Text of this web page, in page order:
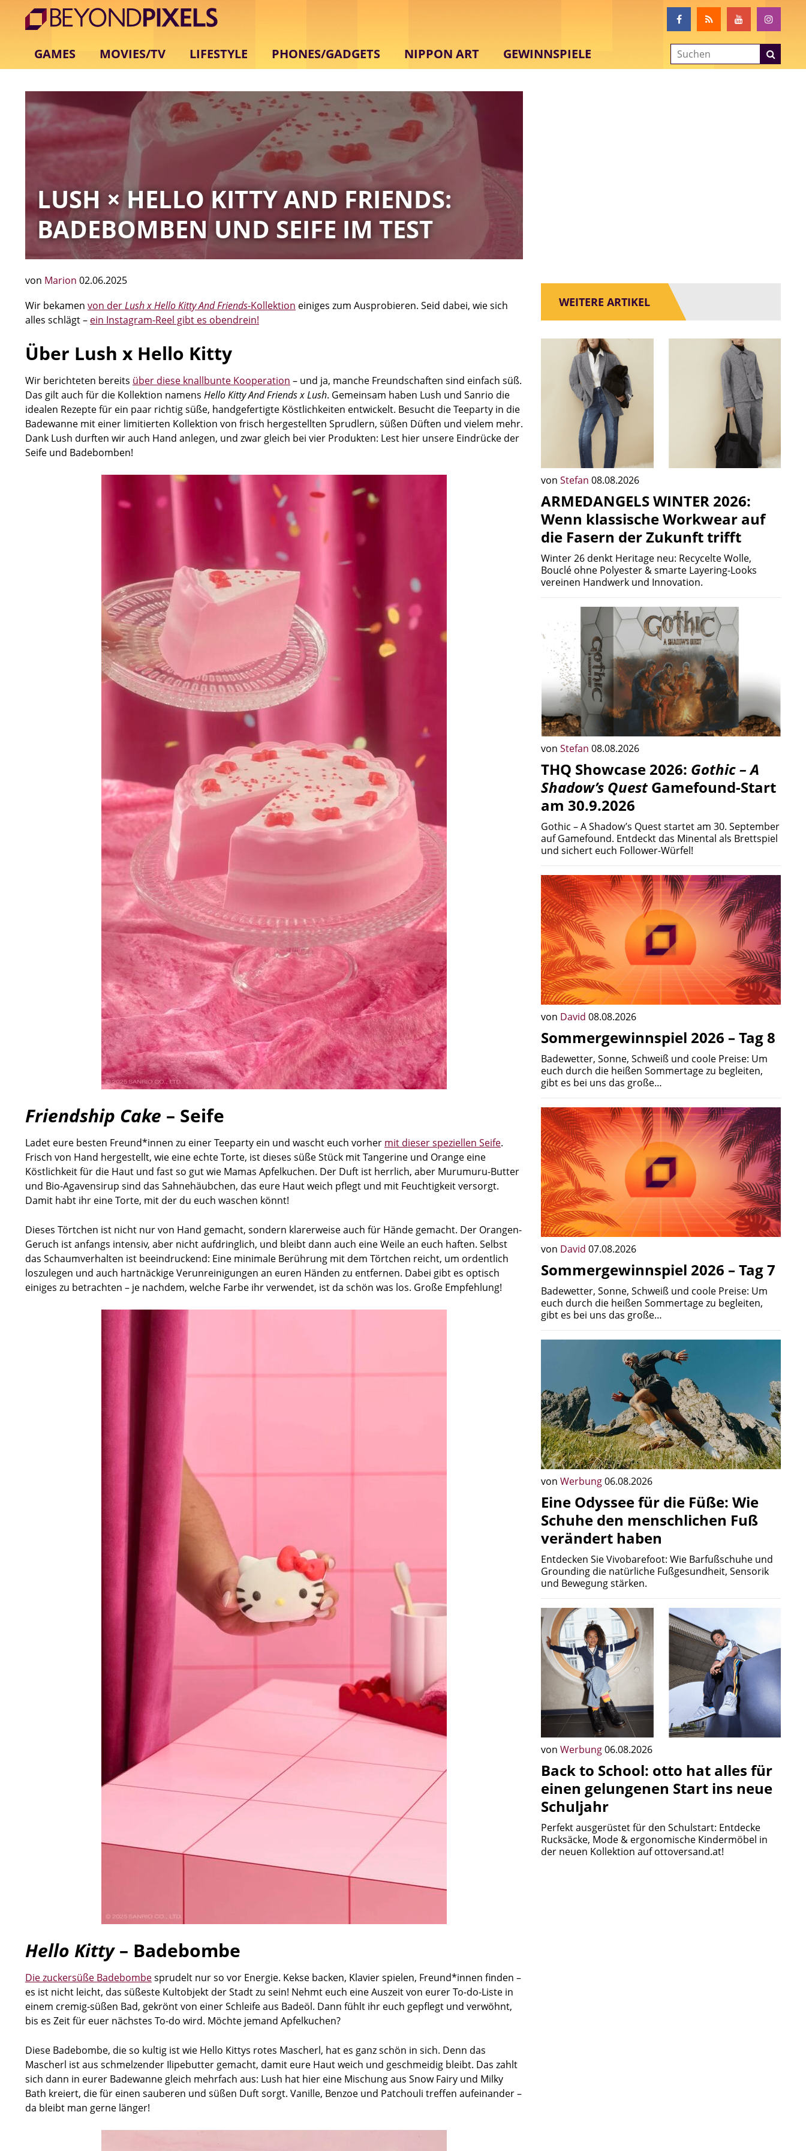
GAMES MOVIES/TV LIFESTYLE PHONES/GADGETS NIPPON ART GEWINNSPIELE
LUSH × HELLO KITTY AND FRIENDS:
BADEBOMBEN UND SEIFE IM TEST
von Marion 02.06.2025
Wir bekamen von derLush x Hello Kitty And Friends-Kollektion einiges zum Ausprobieren. Seid dabei, wie sich
alles schlägt – ein Instagram-Reel gibt es obendrein!
Über Lush x Hello Kitty
Wir berichteten bereits über diese knallbunte Kooperation – und ja, manche Freundschaften sind einfach süß.
Das gilt auch für die Kollektion namens Hello Kitty And Friends x Lush. Gemeinsam haben Lush und Sanrio die
idealen Rezepte für ein paar richtig süße, handgefertigte Köstlichkeiten entwickelt. Besucht die Teeparty in die
Badewanne mit einer limitierten Kollektion von frisch hergestellten Sprudlern, süßen Düften und vielem mehr.
Dank Lush durften wir auch Hand anlegen, und zwar gleich bei vier Produkten: Lest hier unsere Eindrücke der
Seife und Badebomben!
Friendship Cake – Seife
Ladet eure besten Freund*innen zu einer Teeparty ein und wascht euch vorher mit dieser speziellen Seife.
Frisch von Hand hergestellt, wie eine echte Torte, ist dieses süße Stück mit Tangerine und Orange eine
Köstlichkeit für die Haut und fast so gut wie Mamas Apfelkuchen. Der Duft ist herrlich, aber Murumuru-Butter
und Bio-Agavensirup sind das Sahnehäubchen, das eure Haut weich pflegt und mit Feuchtigkeit versorgt.
Damit habt ihr eine Torte, mit der du euch waschen könnt!
Dieses Törtchen ist nicht nur von Hand gemacht, sondern klarerweise auch für Hände gemacht. Der Orangen-
Geruch ist anfangs intensiv, aber nicht aufdringlich, und bleibt dann auch eine Weile an euch haften. Selbst
das Schaumverhalten ist beeindruckend: Eine minimale Berührung mit dem Törtchen reicht, um ordentlich
loszulegen und auch hartnäckige Verunreinigungen an euren Händen zu entfernen. Dabei gibt es optisch
einiges zu betrachten – je nachdem, welche Farbe ihr verwendet, ist da schön was los. Große Empfehlung!
Hello Kitty– Badebombe
Die zuckersüße Badebombesprudelt nur so vor Energie. Kekse backen, Klavier spielen, Freund*innen finden –
es ist nicht leicht, das süßeste Kultobjekt der Stadt zu sein! Nehmt euch eine Auszeit von eurer To-do-Liste in
einem cremig-süßen Bad, gekrönt von einer Schleife aus Badeöl. Dann fühlt ihr euch gepflegt und verwöhnt,
bis es Zeit für euer nächstes To-do wird. Möchte jemand Apfelkuchen?
Diese Badebombe, die so kultig ist wie Hello Kittys rotes Mascherl, hat es ganz schön in sich. Denn das
Mascherl ist aus schmelzender Ilipebutter gemacht, damit eure Haut weich und geschmeidig bleibt. Das zahlt
sich dann in eurer Badewanne gleich mehrfach aus: Lush hat hier eine Mischung aus Snow Fairy und Milky
Bath kreiert, die für einen sauberen und süßen Duft sorgt. Vanille, Benzoe und Patchouli treffen aufeinander –
da bleibt man gerne länger!
WEITERE ARTIKEL
von Stefan 08.08.2026
ARMEDANGELS WINTER 2026:
Wenn klassische Workwear auf
die Fasern der Zukunft trifft
Winter 26 denkt Heritage neu: Recycelte Wolle,
Bouclé ohne Polyester & smarte Layering-Looks
vereinen Handwerk und Innovation.
von Stefan 08.08.2026
THQ Showcase 2026: Gothic – A
Shadow’s QuestGamefound-Start
am 30.9.2026
Gothic – A Shadow’s Quest startet am 30. September
auf Gamefound. Entdeckt das Minental als Brettspiel
und sichert euch Follower-Würfel!
von David 08.08.2026
Sommergewinnspiel 2026 – Tag 8
Badewetter, Sonne, Schweiß und coole Preise: Um
euch durch die heißen Sommertage zu begleiten,
gibt es bei uns das große…
von David 07.08.2026
Sommergewinnspiel 2026 – Tag 7
Badewetter, Sonne, Schweiß und coole Preise: Um
euch durch die heißen Sommertage zu begleiten,
gibt es bei uns das große…
von Werbung06.08.2026
Eine Odyssee für die Füße: Wie
Schuhe den menschlichen Fuß
verändert haben
Entdecken Sie Vivobarefoot: Wie Barfußschuhe und
Grounding die natürliche Fußgesundheit, Sensorik
und Bewegung stärken.
von Werbung06.08.2026
Back to School: otto hat alles für
einen gelungenen Start ins neue
Schuljahr
Perfekt ausgerüstet für den Schulstart: Entdecke
Rucksäcke, Mode & ergonomische Kindermöbel in
der neuen Kollektion auf ottoversand.at!